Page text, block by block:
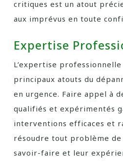
critiques est un atout
aux imprévus en toute
Expertise
L’expertise professionnelle
principaux atouts du
en urgence. Faire appel à
qualifiés et expérimentés
interventions efficaces et
résoudre tout problème
savoir-faire et leur